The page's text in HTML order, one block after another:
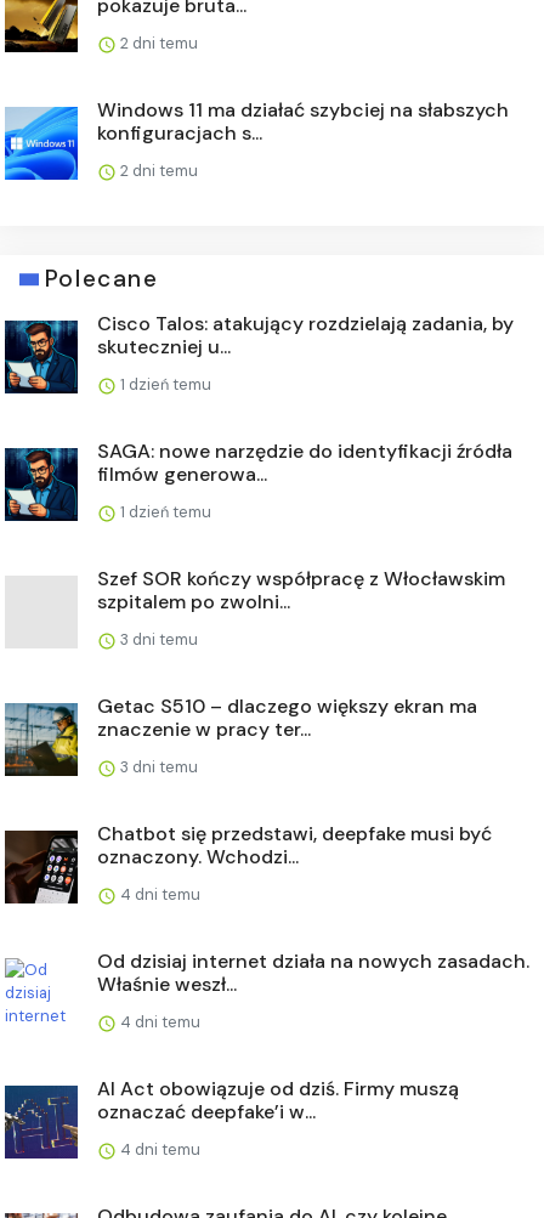
pokazuje bruta...
2 dni temu
Windows 11 ma działać szybciej na słabszych
konfiguracjach s...
2 dni temu
Polecane
Cisco Talos: atakujący rozdzielają zadania, by
skuteczniej u...
1 dzień temu
SAGA: nowe narzędzie do identyfikacji źródła
filmów generowa...
1 dzień temu
Szef SOR kończy współpracę z Włocławskim
szpitalem po zwolni...
3 dni temu
Getac S510 – dlaczego większy ekran ma
znaczenie w pracy ter...
3 dni temu
Chatbot się przedstawi, deepfake musi być
oznaczony. Wchodzi...
4 dni temu
Od dzisiaj internet działa na nowych zasadach.
Właśnie weszł...
4 dni temu
AI Act obowiązuje od dziś. Firmy muszą
oznaczać deepfake’i w...
4 dni temu